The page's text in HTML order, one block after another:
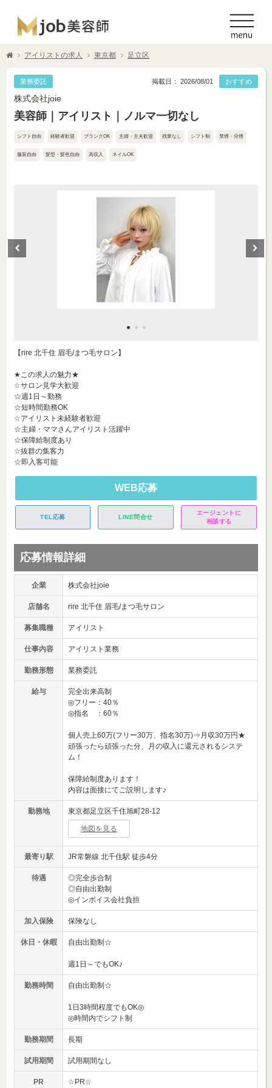
アイリストの求人 東京都 足立区
業務委託 おすすめ
掲載日： 2026/08/01
株式会社joie
美容師｜アイリスト｜ノルマ一切なし
シフト自由 経験者歓迎 ブランクOK 主婦・主夫歓迎 残業なし シフト制 禁煙・分煙
服装自由 髪型・髪色自由 高収入 ネイルOK
【rire 北千住 眉毛/まつ毛サロン】
★この求人の魅力★
☆サロン見学大歓迎
☆週1日～勤務
☆短時間勤務OK
☆アイリスト未経験者歓迎
☆主婦・ママさんアイリスト活躍中
☆保障給制度あり
☆抜群の集客力
☆即入客可能
WEB応募
TEL応募 LINE問合せ
エージェントに
相談する
応募情報詳細
企業 株式会社joie
店舗名 rire 北千住 眉毛/まつ毛サロン
募集職種 アイリスト
仕事内容 アイリスト業務
勤務形態 業務委託
給与
完全出来高制
◎フリー：40％
◎指名 ：60％
個人売上60万(フリー30万、指名30万)⇒月収30万円★
頑張ったら頑張った分、月の収入に還元されるシステ
ム！
保障給制度あります！
内容は面接にてご説明します♪
勤務地 東京都足立区千住旭町28-12
地図を見る
最寄り駅 JR常磐線 北千住駅 徒歩4分
待遇
◎完全歩合制
◎自由出勤制
◎インボイス会社負担
加入保険 保険なし
休日・休暇 自由出勤制☆
週1日～でもOK♪
勤務時間 自由出勤制☆
1日3時間程度でもOK◎
◎時間内でシフト制
勤務期間 長期
試用期間 試用期間なし
PR ☆PR☆